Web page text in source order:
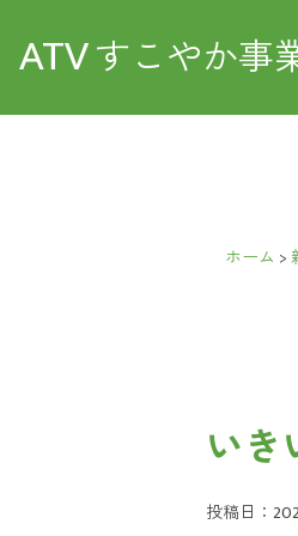
ATVすこやか事
ホーム >
いき
投稿日：